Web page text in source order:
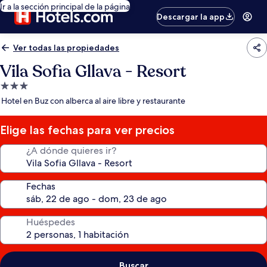
Ir a la sección principal de la página
Descargar la app
Ver todas las propiedades
Vila Sofia Gllava - Resort
Propiedad
de
estrellas
Hotel en Buz con alberca al aire libre y restaurante
Elige las fechas para ver precios
¿A dónde quieres ir?
Fechas
Huéspedes